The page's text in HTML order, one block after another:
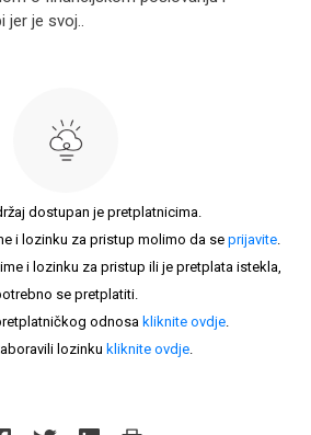
jer je svoj..
dostupan je pretplatnicima.
i lozinku za pristup molimo da se prijavite.
i lozinku za pristup ili je pretplata istekla,
se pretplatiti.
odnosa kliknite ovdje.
lozinku kliknite ovdje.